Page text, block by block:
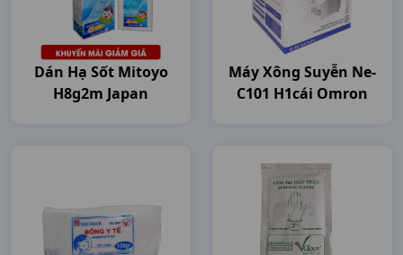
Dán Hạ Sốt Mitoyo
H8g2m Japan
Máy Xông Suyễn Ne-
C101 H1cái Omron